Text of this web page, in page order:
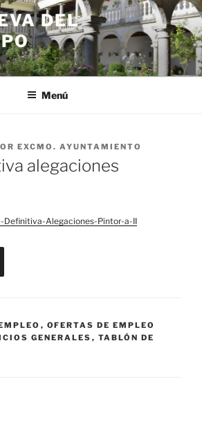
DEL
Menú
EXCMO. AYUNTAMIENTO
alegaciones
Alegaciones-Pintor-a-II
, OFERTAS DE EMPLEO
GENERALES , TABLÓN DE